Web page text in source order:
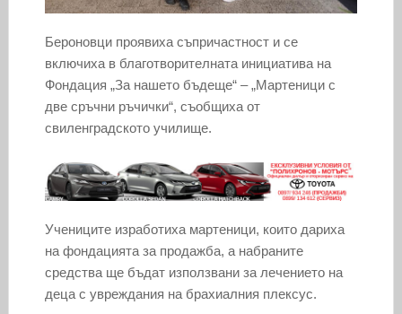
Бероновци проявиха съпричастност и се
включиха в благотворителната инициатива на
Фондация „За нашето бъдеще“ – „Мартеници с
две сръчни ръчички“, съобщиха от
свиленградското училище.
Учениците изработиха мартеници, които дариха
на фондацията за продажба, а набраните
средства ще бъдат използвани за лечението на
деца с увреждания на брахиалния плексус.